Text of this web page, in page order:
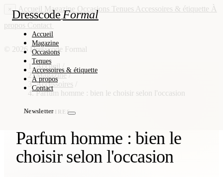
DresscodeFormal
Accueil
Magazine
Occasions
Tenues
Accessoires & étiquette
À propos
Contact
Newsletter
× Accueil Magazine Occasions Tenues Accessoires & étiquette À
propos Contact
© 2026 Dresscode Formal
Accueil
Magazine /
Accessoires
Parfum homme : bien le choisir selon l'occasion
ACCESSOIRES
Parfum homme : bien le
choisir selon l'occasion